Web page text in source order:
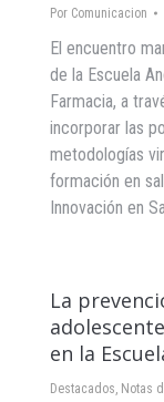
Por Comunicacion
El encuentro
de la Escuela
Farmacia, a
incorporar las
metodologías
formación en
Innovación en
La
en la
Destacados, Notas